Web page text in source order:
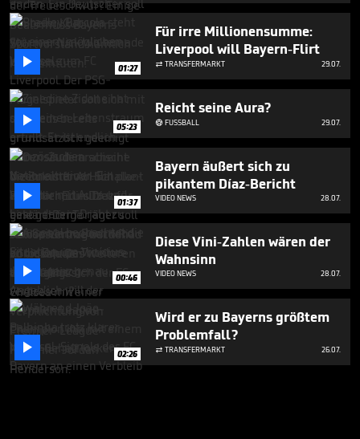
 01:27
Für irre Millionensumme:
Liverpool will Bayern-Flirt
 TRANSFERMARKT 29.07.
 05:23
Reicht seine Aura?
FUSSBALL 29.07.
 01:37
Bayern äußert sich zu
pikantem Díaz-Bericht
VIDEO NEWS 28.07.
 00:46
Diese Vini-Zahlen wären der
Wahnsinn
VIDEO NEWS 28.07.
 02:26
Wird er zu Bayerns größtem
Problemfall?
 TRANSFERMARKT 26.07.